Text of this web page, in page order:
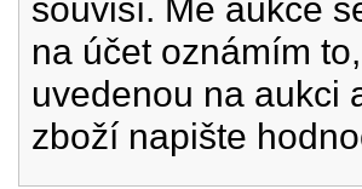
souvisí. Mé aukce
na účet oznámím
uvedenou na aukci
zboží napište